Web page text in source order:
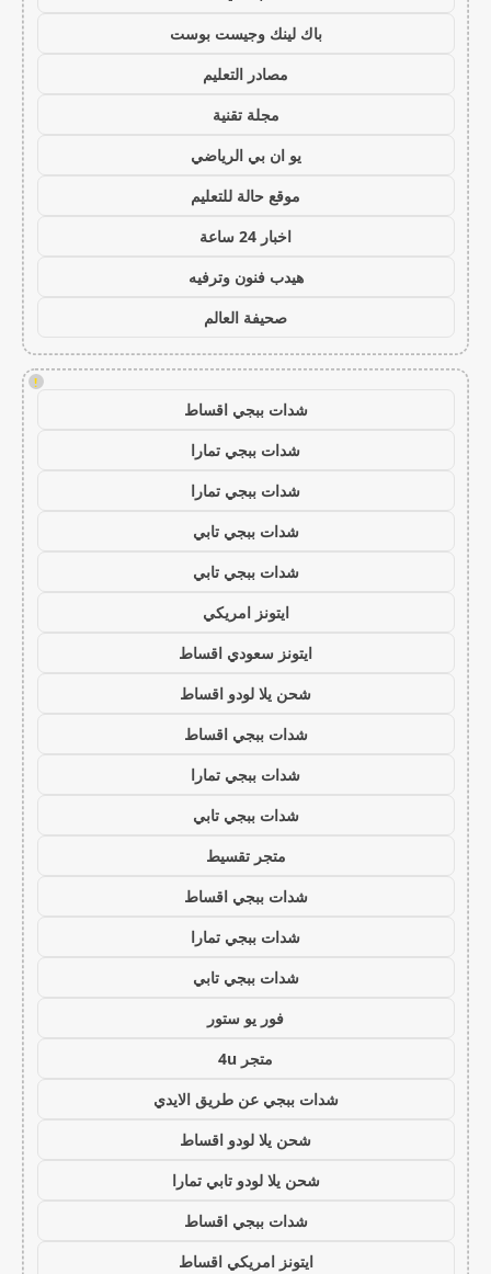
باك لينك وجيست بوست
مصادر التعليم
مجلة تقنية
يو ان بي الرياضي
موقع حالة للتعليم
اخبار 24 ساعة
هيدب فنون وترفيه
صحيفة العالم
!
شدات ببجي اقساط
شدات ببجي تمارا
شدات ببجي تمارا
شدات ببجي تابي
شدات ببجي تابي
ايتونز امريكي
ايتونز سعودي اقساط
شحن يلا لودو اقساط
شدات ببجي اقساط
شدات ببجي تمارا
شدات ببجي تابي
متجر تقسيط
شدات ببجي اقساط
شدات ببجي تمارا
شدات ببجي تابي
فور يو ستور
متجر 4u
شدات ببجي عن طريق الايدي
شحن يلا لودو اقساط
شحن يلا لودو تابي تمارا
شدات ببجي اقساط
ايتونز امريكي اقساط